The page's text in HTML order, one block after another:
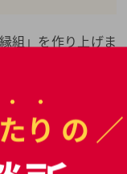
組」を作り上げま
まります。理性で
考えているかを充
。り の ／